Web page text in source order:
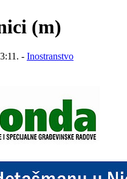
(m)
- Inostranstvo